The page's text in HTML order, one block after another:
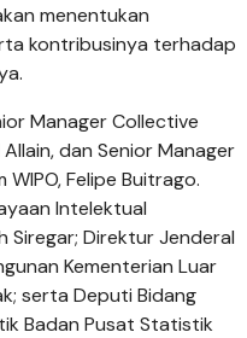
menentukan
kontribusinya terhadap
Manager Collective
dan Senior Manager
Felipe Buitrago.
Intelektual
Siregar; Direktur Jenderal
Kementerian Luar
serta Deputi Bidang
Badan Pusat Statistik